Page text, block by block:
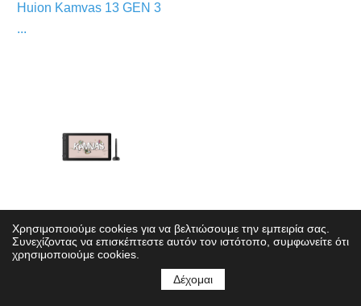
Huion Kamvas 13 GEN 3
...
270,00 €
Χρησιμοποιούμε cookies για να βελτιώσουμε την εμπειρία σας.
Συνεχίζοντας να επισκέπτεστε αυτόν τον ιστότοπο, συμφωνείτε ότι
χρησιμοποιούμε cookies.
Δέχομαι